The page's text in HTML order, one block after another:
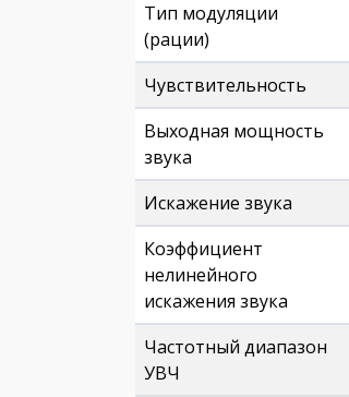
Тип модуляции
(рации)
Чувствительность
Выходная мощность
звука
Искажение звука
Коэффициент
нелинейного
искажения звука
Частотный диапазон
УВЧ